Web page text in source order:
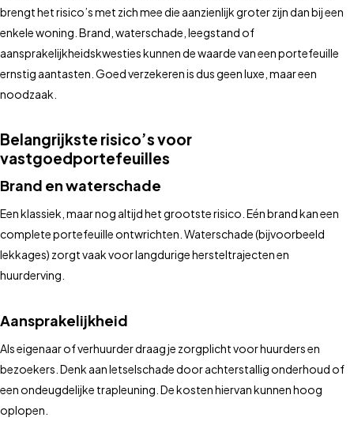
brengt het risico’s met zich mee die aanzienlijk groter zijn dan bij een
enkele woning. Brand, waterschade, leegstand of
aansprakelijkheidskwesties kunnen de waarde van een portefeuille
ernstig aantasten. Goed verzekeren is dus geen luxe, maar een
noodzaak.
Belangrijkste risico’s voor
vastgoedportefeuilles
Brand en waterschade
Een klassiek, maar nog altijd het grootste risico. Eén brand kan een
complete portefeuille ontwrichten. Waterschade (bijvoorbeeld
lekkages) zorgt vaak voor langdurige hersteltrajecten en
huurderving.
Aansprakelijkheid
Als eigenaar of verhuurder draag je zorgplicht voor huurders en
bezoekers. Denk aan letselschade door achterstallig onderhoud of
een ondeugdelijke trapleuning. De kosten hiervan kunnen hoog
oplopen.